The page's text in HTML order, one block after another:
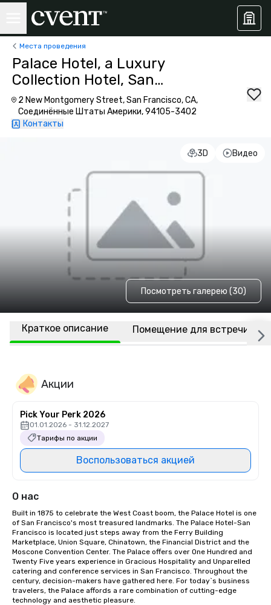
Места проведения
Palace Hotel, a Luxury
Collection Hotel, San
Francisco
2 New Montgomery Street, San Francisco, CA,
Соединённые Штаты Америки, 94105-3402
Контакты
3D Видео
Посмотреть галерею (30)
Краткое описание Помещение для встречи
Акции
Pick Your Perk 2026
01.01.2026 - 31.12.2027
Тарифы по акции
Воспользоваться акцией
О нас
Built in 1875 to celebrate the West Coast boom, the Palace Hotel is one
of San Francisco's most treasured landmarks. The Palace Hotel-San
Francisco is located just steps away from the Ferry Building
Marketplace, Union Square, Chinatown, the Financial District and the
Moscone Convention Center. The Palace offers over One Hundred and
Twenty Five years experience in Gracious Hospitality and Unparelled
catering and conference services in San Francisco. Throughout the
century, decision-makers have gathered here. For today`s business
travelers, the Palace affords a rare combination of cutting-edge
technology and aesthetic pleasure.